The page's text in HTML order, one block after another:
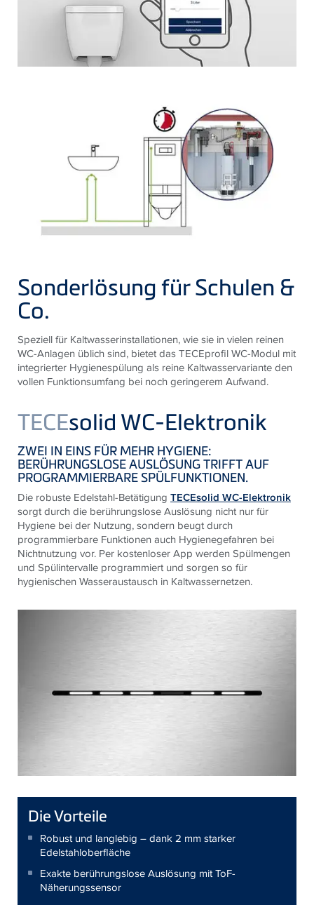
Sonderlösung für Schulen &
Co.
Speziell für Kaltwasserinstallationen, wie sie in vielen reinen
WC-Anlagen üblich sind, bietet das TECEprofil WC-Modul mit
integrierter Hygienespülung als reine Kaltwasservariante den
vollen Funktionsumfang bei noch geringerem Aufwand.
TECEsolid WC-Elektronik
ZWEI IN EINS FÜR MEHR HYGIENE:
BERÜHRUNGSLOSE AUSLÖSUNG TRIFFT AUF
PROGRAMMIERBARE SPÜLFUNKTIONEN.
Die robuste Edelstahl-Betätigung TECEsolid WC-Elektronik
sorgt durch die berührungslose Auslösung nicht nur für
Hygiene bei der Nutzung, sondern beugt durch
programmierbare Funktionen auch Hygienegefahren bei
Nichtnutzung vor. Per kostenloser App werden Spülmengen
und Spülintervalle programmiert und sorgen so für
hygienischen Wasseraustausch in Kaltwassernetzen.
Die Vorteile
Robust und langlebig – dank 2 mm starker
Edelstahloberfläche
Exakte berührungslose Auslösung mit ToF-
Näherungssensor